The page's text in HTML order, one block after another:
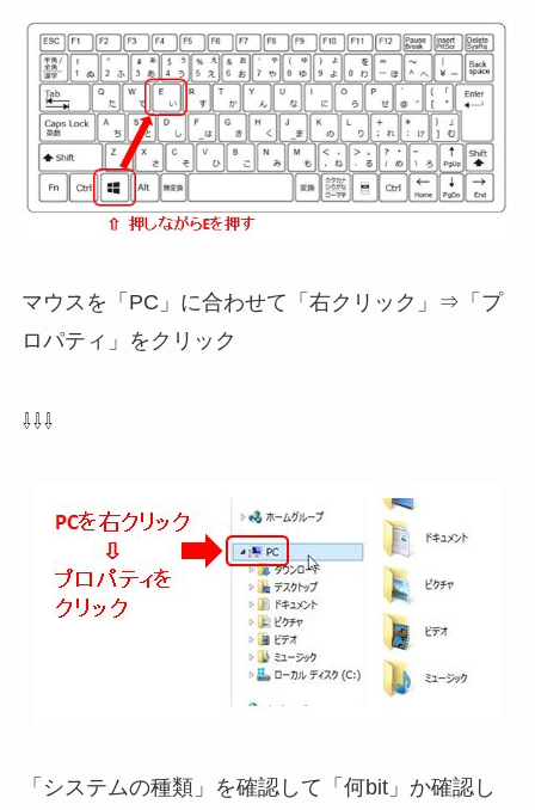
マウスを「PC」に合わせて「右クリック」⇒「プ
ロパティ」をクリック
⇩⇩⇩
「システムの種類」を確認して「何bit」か確認し